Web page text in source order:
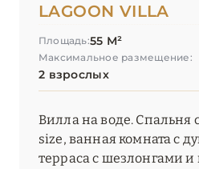
LAGOON VILLA
Площадь:55 М²
Максимальное размещение:
2 взрослых
Вилла на воде. Спальня
size, ванная комната с
терраса с шезлонгами